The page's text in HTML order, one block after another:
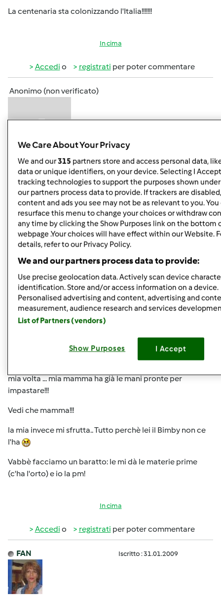
La centenaria sta colonizzando l'Italia!!!!!!!
In cima
Accedi o registrati per poter commentare
Anonimo (non verificato)
Mer, 09/14/2011 - 09:52
#5
Esatto!!! e io sono in procinto di riceverla ed a spacciarla a
mia volta ... mia mamma ha già le mani pronte per
impastare!!!
In cima
Accedio registratiper poter commentare
chya72 Iscritto : 13.12.2008
mia volta ... mia mamma ha già le mani pronte per
impastare!!!
Vedi che mamma!!!
la mia invece mi sfrutta.. Tutto perchè lei il Bimby non ce
l'ha
Vabbè facciamo un baratto: le mi dà le materie prime
(c'ha l'orto) e io la pm!
In cima
Accedi o registrati per poter commentare
FAN Iscritto : 31.01.2009
We Care About Your Privacy
We and our315 partners store and access personal data,
data or unique identifiers, on your device. Selecting I
tracking technologies to support the purposes shown
our partners process data to provide. If trackers are
content and ads you see may not be as relevant to you. You
resurface this menu to change your choices or withdraw
any time by clicking the Show Purposes link on the bottom
webpage .Your choices will have effect within our Website.
details, refer to our Privacy Policy.
We and our partners process data to provide:
Use precise geolocation data. Actively scan device
identification. Store and/or access information on a device.
Personalised advertising and content, advertising and
measurement, audience research and services
List of Partners (vendors)
Show Purposes I Accept